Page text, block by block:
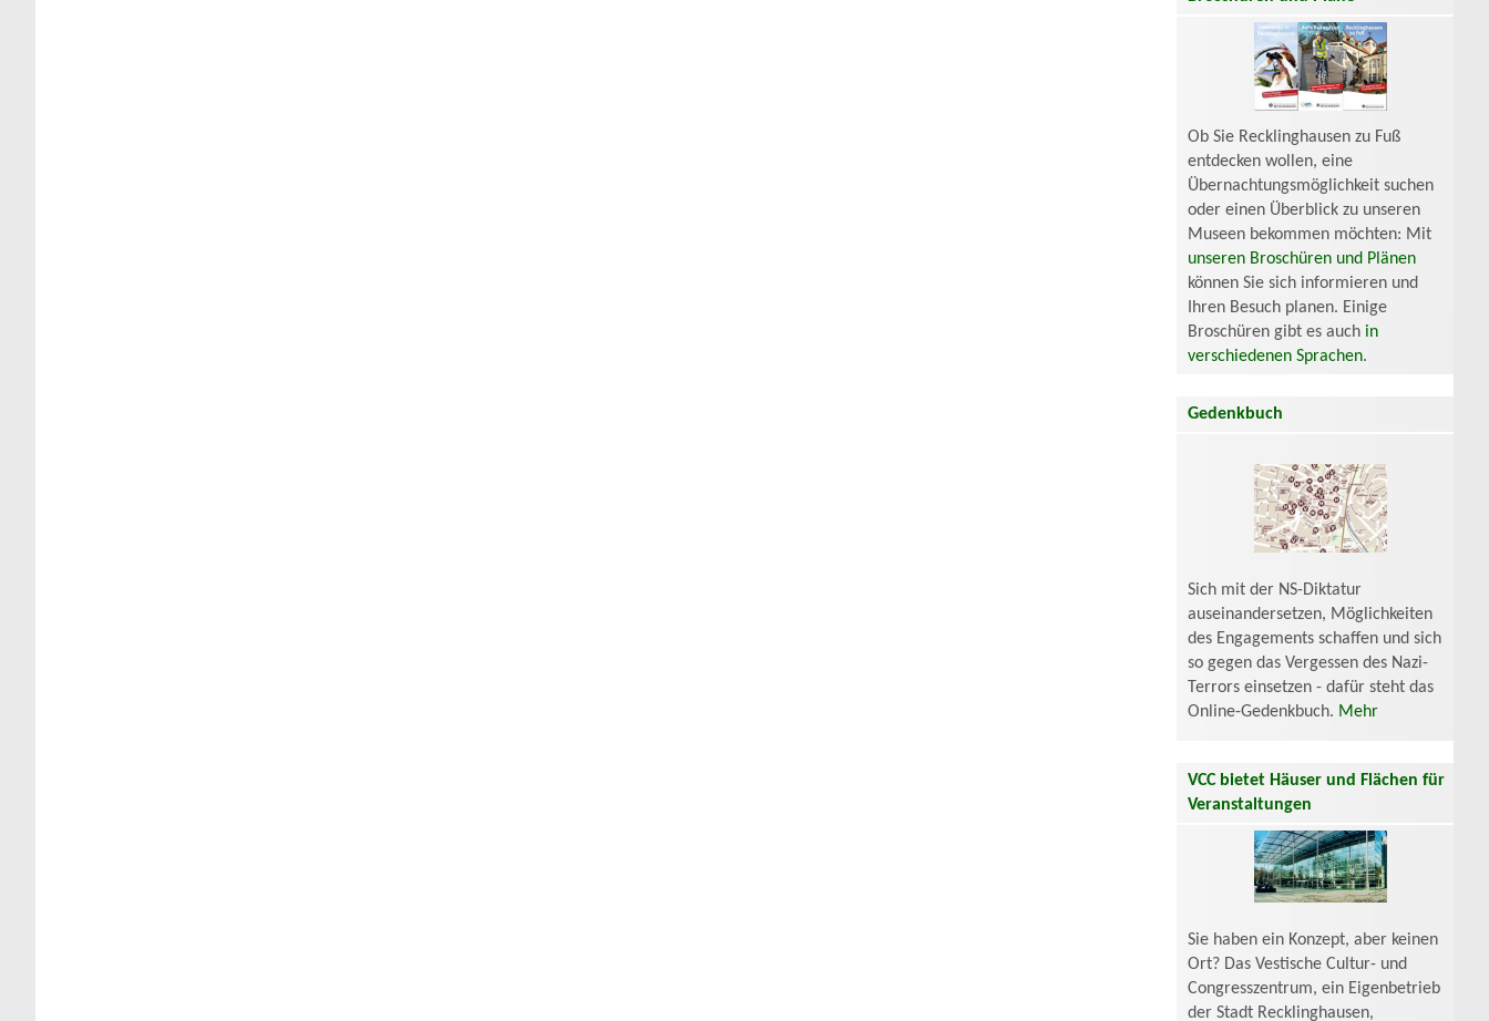
Ob Sie Recklinghausen zu Fuß
entdecken wollen, eine
Übernachtungsmöglichkeit suchen
oder einen Überblick zu unseren
Museen bekommen möchten: Mit
unseren Broschüren und Plänen
können Sie sich informieren und
Ihren Besuch planen. Einige
Broschüren gibt es auch in
verschiedenen Sprachen.
Gedenkbuch
Sich mit der NS-Diktatur
auseinandersetzen, Möglichkeiten
des Engagements schaffen und sich
so gegen das Vergessen des Nazi-
Terrors einsetzen - dafür steht das
Online-Gedenkbuch. Mehr
VCC bietet Häuser und Flächen für
Veranstaltungen
Sie haben ein Konzept, aber keinen
Ort? Das Vestische Cultur- und
Congresszentrum, ein Eigenbetrieb
der Stadt Recklinghausen,